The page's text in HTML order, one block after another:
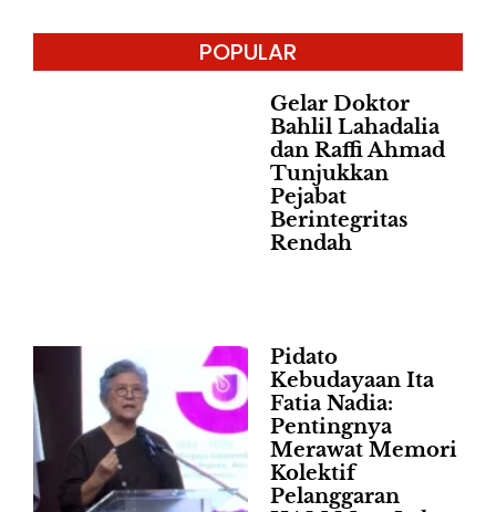
POPULAR
Gelar Doktor
Bahlil Lahadalia
dan Raffi Ahmad
Tunjukkan
Pejabat
Berintegritas
Rendah
Pidato
Kebudayaan Ita
Fatia Nadia:
Pentingnya
Merawat Memori
Kolektif
Pelanggaran